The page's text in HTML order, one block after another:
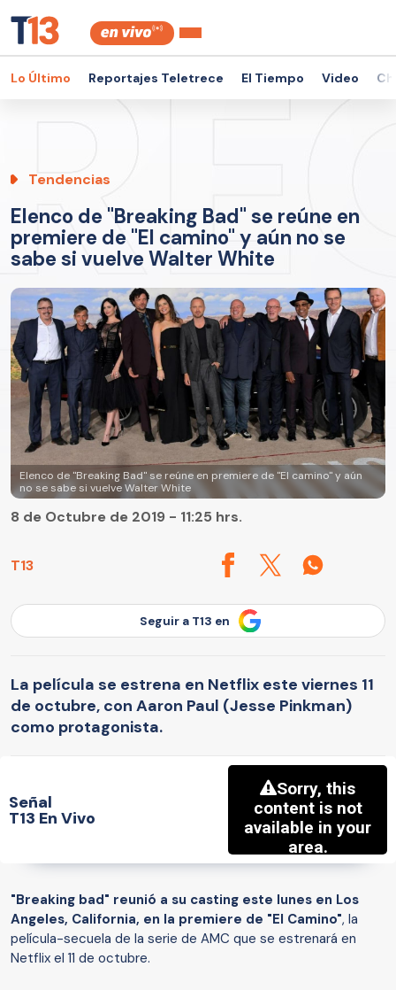
Lo Último Reportajes Teletrece El Tiempo Video
Tendencias
Elenco de "Breaking Bad" se reúne en
premiere de "El camino" y aún no se
sabe si vuelve Walter White
Elenco de "Breaking Bad" se reúne en premiere de "El camino" y aún
no se sabe si vuelve Walter White
T13
8 de Octubre de 2019 - 11:25 hrs.
Seguir a T13 en
La película se estrena en Netflix este viernes 11
de octubre, con Aaron Paul (Jesse Pinkman)
como protagonista.
Señal
T13 En Vivo
"Breaking bad" reunió a su casting este lunes en Los
Angeles, California, en la premiere de "El Camino", la
película-secuela de la serie de AMC que se estrenará en
Netflix el 11 de octubre.